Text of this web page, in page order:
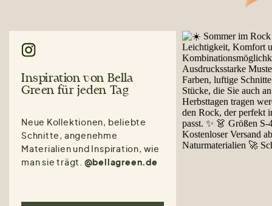
Inspiration von Bella
Green für jeden Tag
Neue Kollektionen, beliebte
Schnitte, angenehme
Materialien und Inspiration, wie
man sie trägt. @bellagreen.de